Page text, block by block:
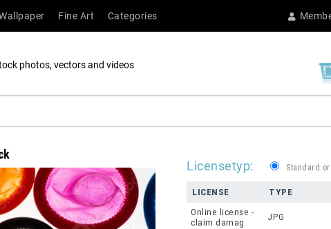
Fine Art Categories
photos, vectors and videos
Licensetyp: Standard
LICENSE
TYPE
Online license -
claim damag
JPG